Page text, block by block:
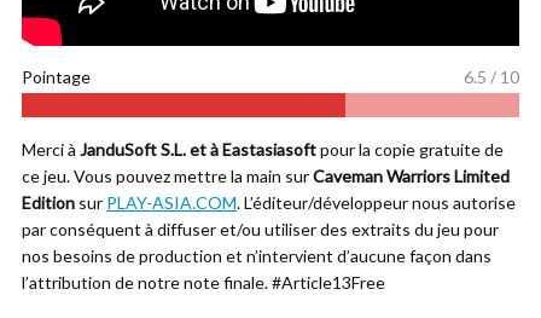
Pointage 6.5 / 10
Merci à JanduSoft S.L. et à Eastasiasoftpour la copie gratuite de
ce jeu. Vous pouvez mettre la main surCaveman Warriors Limited
Edition sur PLAY-ASIA.COM. L’éditeur/développeur nous autorise
par conséquent à diffuser et/ou utiliser des extraits du jeu pour
nos besoins de production et n’intervient d’aucune façon dans
l’attribution de notre note finale. #Article13Free